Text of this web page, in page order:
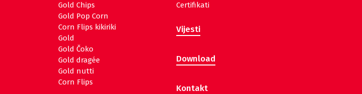
Gold Chips
Gold Pop Corn
Corn Flips kikiriki
Gold
Gold Čoko
Gold dragée
Gold nutti
Corn Flips
Certifikati
Vijesti
Download
Kontakt